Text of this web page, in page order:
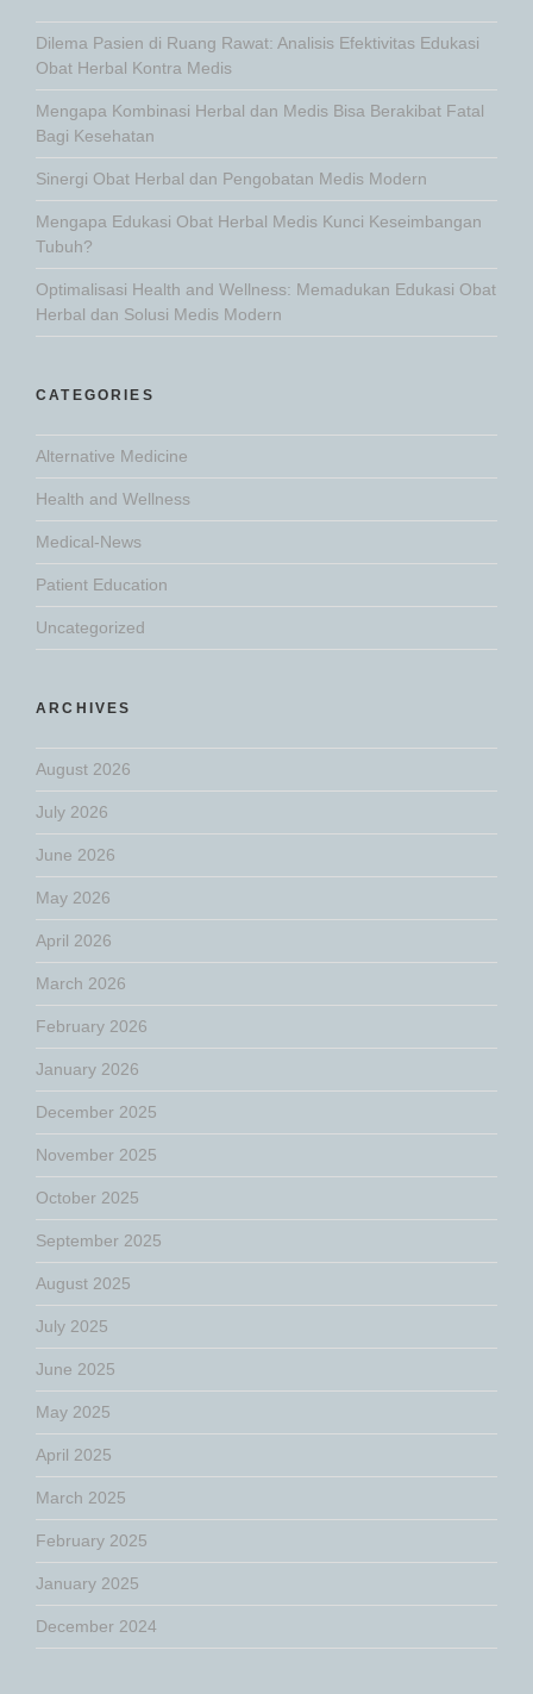
Dilema Pasien di Ruang Rawat: Analisis Efektivitas Edukasi
Obat Herbal Kontra Medis
Mengapa Kombinasi Herbal dan Medis Bisa Berakibat Fatal
Bagi Kesehatan
Sinergi Obat Herbal dan Pengobatan Medis Modern
Mengapa Edukasi Obat Herbal Medis Kunci Keseimbangan
Tubuh?
Optimalisasi Health and Wellness: Memadukan Edukasi Obat
Herbal dan Solusi Medis Modern
CATEGORIES
Alternative Medicine
Health and Wellness
Medical-News
Patient Education
Uncategorized
ARCHIVES
August 2026
July 2026
June 2026
May 2026
April 2026
March 2026
February 2026
January 2026
December 2025
November 2025
October 2025
September 2025
August 2025
July 2025
June 2025
May 2025
April 2025
March 2025
February 2025
January 2025
December 2024